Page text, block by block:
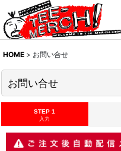
HOME > お問い合せ
お問い合せ
STEP 1
入力